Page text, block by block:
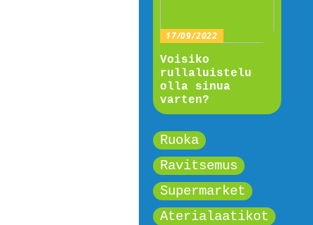
17/09/2022
Voisiko
rullaluistelu
olla sinua
varten?
Ruoka
Ravitsemus
Supermarket
Aterialaatikot